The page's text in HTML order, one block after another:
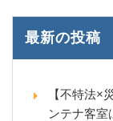
最新の投稿
【不特法×
ンテナ客室